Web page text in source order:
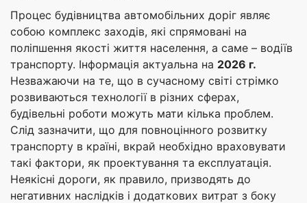
Процес будівництва автомобільних доріг являє
собою комплекс заходів, які спрямовані на
поліпшення якості життя населення, а саме – водіїв
транспорту. Інформація актуальна на 2026 г.
Незважаючи на те, що в сучасному світі стрімко
розвиваються технології в різних сферах,
будівельні роботи можуть мати кілька проблем.
Слід зазначити, що для повноцінного розвитку
транспорту в країні, вкрай необхідно враховувати
такі фактори, як проектування та експлуатація.
Неякісні дороги, як правило, призводять до
негативних наслідків і додаткових витрат з боку